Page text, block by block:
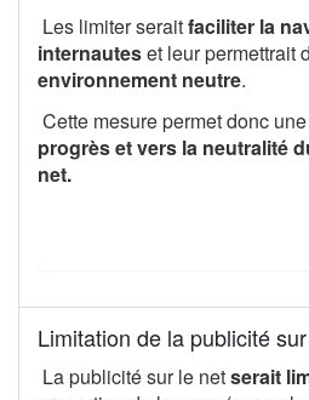
Les limiter seraitfaciliter la
internauteset leur permettrait
environnement neutre.
Cette mesure permet donc une
progrès et vers la neutralité
net.
Limitation de la publicité
La publicité sur le netserait